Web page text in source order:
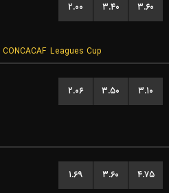
۲.۰۰ ۳.۴۰ ۳.۶۰
CONCACAF Leagues Cup
۲.۰۶ ۳.۵۰ ۳.۱۰
۱.۶۹ ۳.۶۰ ۴.۷۵